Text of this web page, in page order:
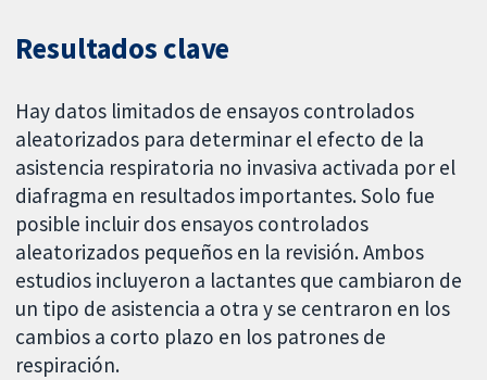
Resultados clave
Hay datos limitados de ensayos controlados
aleatorizados para determinar el efecto de la
asistencia respiratoria no invasiva activada por el
diafragma en resultados importantes. Solo fue
posible incluir dos ensayos controlados
aleatorizados pequeños en la revisión. Ambos
estudios incluyeron a lactantes que cambiaron de
un tipo de asistencia a otra y se centraron en los
cambios a corto plazo en los patrones de
respiración.